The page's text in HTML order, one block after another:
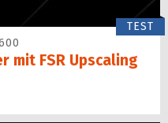
TEST
mit FSR Upscaling